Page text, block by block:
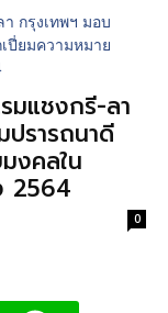
มแชงกรี-ลา
ปรารถนาดี
งคลใน
2564
0